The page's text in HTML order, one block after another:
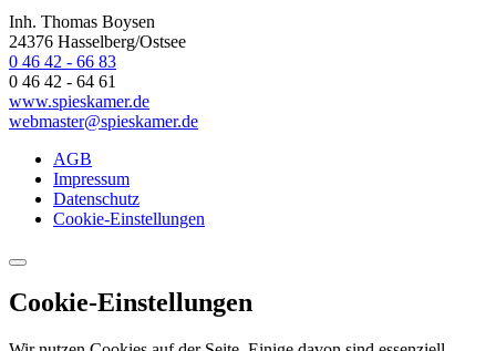
Inh. Thomas Boysen
24376 Hasselberg/Ostsee
0 46 42 - 66 83
0 46 42 - 64 61
www.spieskamer.de
webmaster@spieskamer.de
AGB
Impressum
Datenschutz
Cookie-Einstellungen
Cookie-Einstellungen